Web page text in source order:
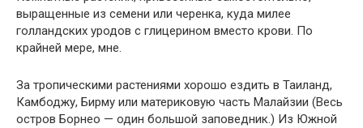
выращенные из семени или черенка, куда милее
голландских уродов с глицерином вместо крови. По
крайней мере, мне.
За тропическими растениями хорошо ездить в Таиланд,
Камбоджу, Бирму или материковую часть Малайзии (Весь
остров Борнео — один большой запо­ведник.) Из Южной